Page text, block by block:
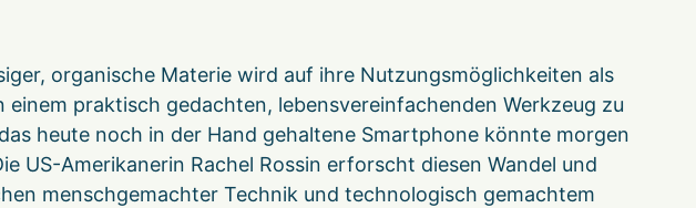
organische Materie wird auf ihre Nutzungsmöglichkeiten als
praktisch gedachten, lebensvereinfachenden Werkzeug zu
heute noch in der Hand gehaltene Smartphone könnte morgen
US-Amerikanerin Rachel Rossin erforscht diesen Wandel und
menschgemachter Technik und technologisch gemachtem